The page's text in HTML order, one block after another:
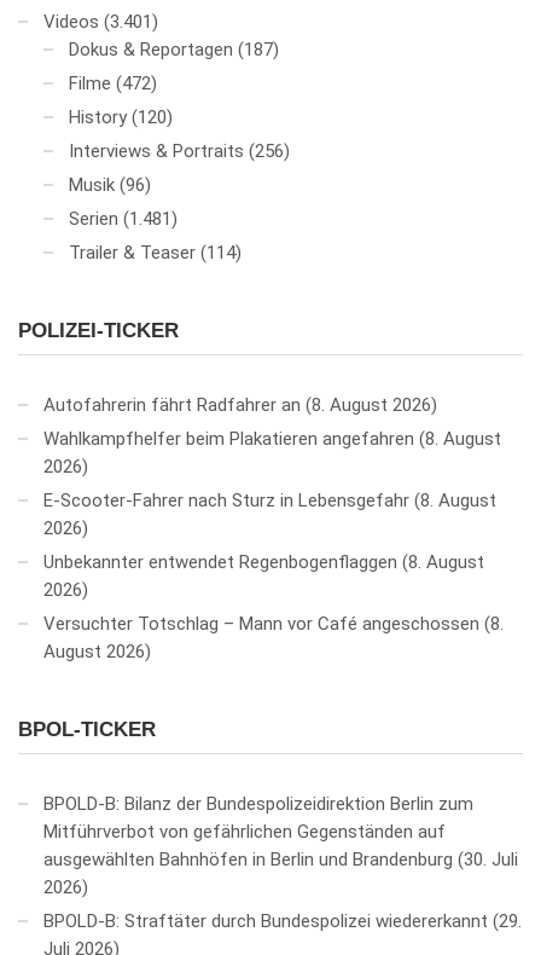
Videos (3.401)
Dokus & Reportagen (187)
Filme (472)
History (120)
Interviews & Portraits (256)
Musik (96)
Serien (1.481)
Trailer & Teaser (114)
POLIZEI-TICKER
Autofahrerin fährt Radfahrer an 8. August 2026
Wahlkampfhelfer beim Plakatieren angefahren 8. August
2026
E-Scooter-Fahrer nach Sturz in Lebensgefahr 8. August
2026
Unbekannter entwendet Regenbogenflaggen 8. August
2026
Versuchter Totschlag – Mann vor Café angeschossen 8.
August 2026
BPOL-TICKER
BPOLD-B: Bilanz der Bundespolizeidirektion Berlin zum
Mitführverbot von gefährlichen Gegenständen auf
ausgewählten Bahnhöfen in Berlin und Brandenburg 30. Juli
2026
BPOLD-B: Straftäter durch Bundespolizei wiedererkannt 29.
Juli 2026